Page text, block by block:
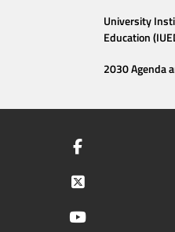
University
Education
2030 Agenda